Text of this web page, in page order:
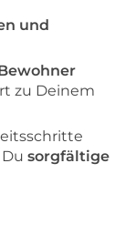
und
zu Deinem
sorgfältige